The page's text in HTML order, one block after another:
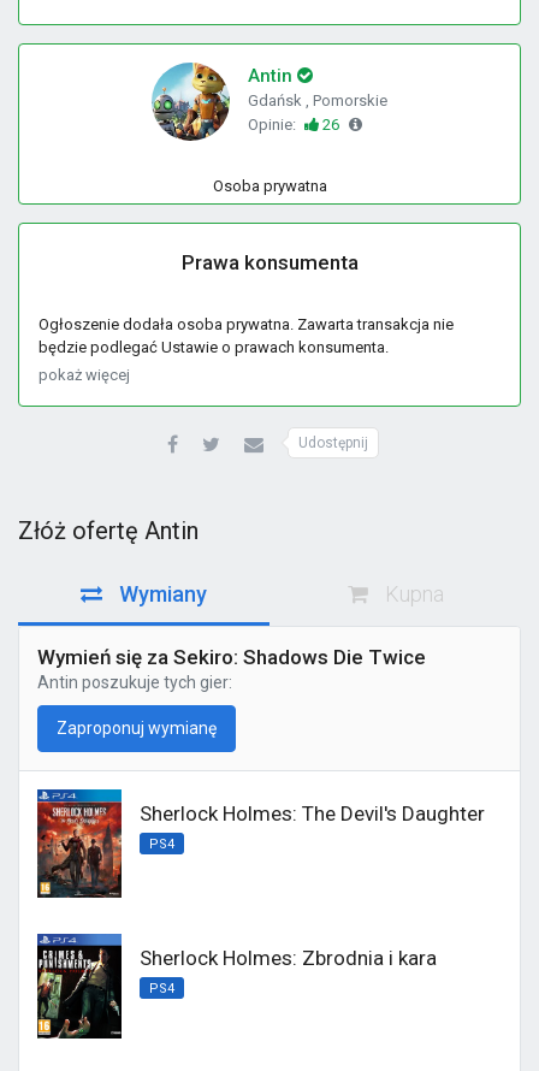
Antin
Gdańsk , Pomorskie
Opinie:
26
Osoba prywatna
Prawa konsumenta
Ogłoszenie dodała osoba prywatna. Zawarta transakcja nie
będzie podlegać Ustawie o prawach konsumenta.
pokaż więcej
Udostępnij
Złóż ofertę Antin
Wymiany Kupna
Wymień się za Sekiro: Shadows Die Twice
Antin poszukuje tych gier:
Zaproponuj wymianę
Sherlock Holmes: The Devil's Daughter
PS4
Sherlock Holmes: Zbrodnia i kara
PS4